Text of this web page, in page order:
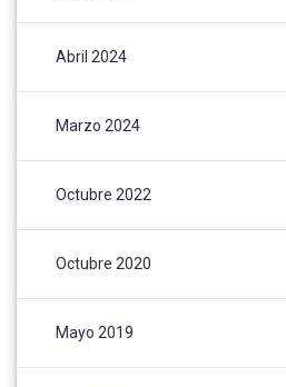
Abril 2024
Marzo 2024
Octubre 2022
Octubre 2020
Mayo 2019